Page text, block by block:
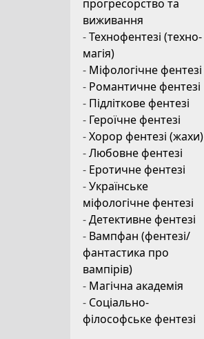
прогресорство та
виживання
-Технофентезі (техно-
магія)
- Міфологічне фентезі
- Романтичне фентезі
- Підліткове фентезі
- Героїчне фентезі
-Хорор фентезі (жахи)
-Любовне фентезі
- Еротичне фентезі
-Українське
міфологічне фентезі
-Детективне фентезі
- Вампфан (фентезі/
фантастика про
вампірів)
- Магічна академія
- Соціально-
філософське фентезі